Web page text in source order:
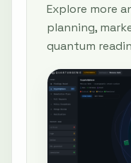
Explore more
planning,
quantum